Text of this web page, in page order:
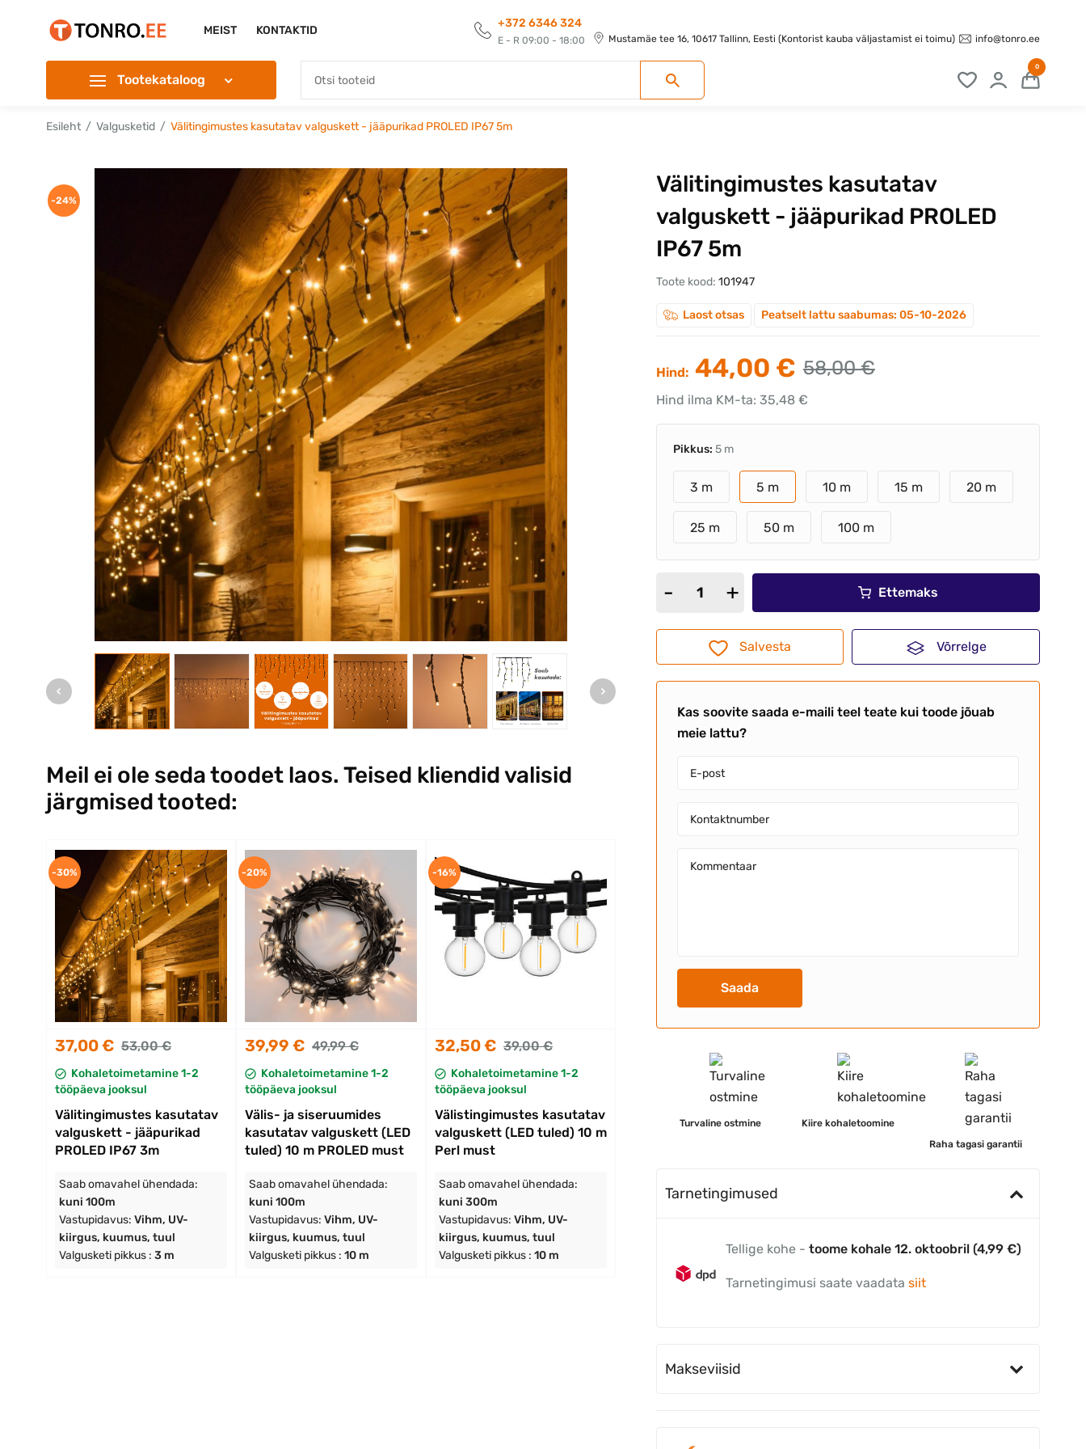
MEIST KONTAKTID
+372 6346 324
E - R 09:00 - 18:00 Mustamäe tee 16, 10617 Tallinn, Eesti (Kontorist kauba väljastamist ei toimu) info@tonro.ee
Tootekataloog
0
Esileht Valgusketid Välitingimustes kasutatav valguskett - jääpurikad PROLED IP67 5m
-24%
Meil ei ole seda toodet laos. Teised kliendid valisid
järgmised tooted:
37,00 € 53,00 €
Kohaletoimetamine 1-2
tööpäeva jooksul
Välitingimustes kasutatav
valguskett - jääpurikad
PROLED IP67 3m
Saab omavahel ühendada:
kuni 100m
Vastupidavus: Vihm, UV-
kiirgus, kuumus, tuul
Valgusketi pikkus : 3 m
-30%
39,99 € 49,99 €
Kohaletoimetamine 1-2
tööpäeva jooksul
Välis- ja siseruumides
kasutatav valguskett (LED
tuled) 10 m PROLED must
Saab omavahel ühendada:
kuni 100m
Vastupidavus: Vihm, UV-
kiirgus, kuumus, tuul
Valgusketi pikkus : 10 m
-20%
32,50 € 39,00 €
Kohaletoimetamine 1-2
tööpäeva jooksul
Välistingimustes kasutatav
valguskett (LED tuled) 10 m
Perl must
Saab omavahel ühendada:
kuni 300m
Vastupidavus: Vihm, UV-
kiirgus, kuumus, tuul
Valgusketi pikkus : 10 m
-16%
Välitingimustes kasutatav
valguskett - jääpurikad PROLED
IP67 5m
Toote kood: 101947
Laost otsas Peatselt lattu saabumas: 05-10-2026
Hind: 44,00 € 58,00 €
Hind ilma KM-ta: 35,48 €
Pikkus: 5 m
3 m 5 m 10 m 15 m 20 m
25 m 50 m 100 m
Ettemaks
Salvesta Võrrelge
Kas soovite saada e-maili teel teate kui toode jõuab
meie lattu?
Saada
Turvaline ostmine
Kiire kohaletoomine
Raha tagasi garantii
Tarnetingimused
Tellige kohe -toome kohale 12. oktoobril (4,99 €)
Tarnetingimusi saate vaadatasiit
Makseviisid